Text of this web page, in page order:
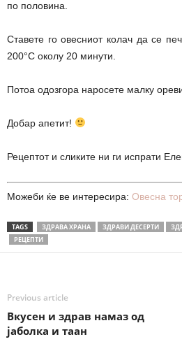
по половина.
Ставете го овесниот колач да се
200°С околу 20 минути.
Потоа одозгора наросете малку ореви
Добар апетит!
Рецептот и сликите ни ги испрати
Можеби ќе ве интересира: Овесна
TAGS ЗДРАВА ХРАНА ЗДРАВИ ДЕСЕРТИ
РЕЦЕПТИ
Previous article
Вкусен и здрав намаз од
јаболка и таан